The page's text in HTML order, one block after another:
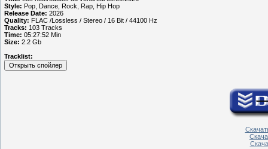
Style: Pop, Dance, Rock, Rap, Hip Hop
Release Date: 2026
Quality: FLAC /Lossless / Stereo / 16 Bit / 44100 Hz
Tracks: 103 Tracks
Time: 05:27:52 Min
Size: 2.2 Gb
Tracklist: